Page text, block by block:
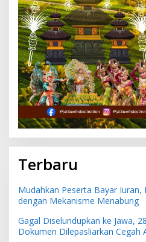
Terbaru
Mudahkan Peserta Bayar Iuran,
dengan Mekanisme Menabung
Gagal Diselundupkan ke Jawa,
Dokumen Dilepasliarkan Cegah